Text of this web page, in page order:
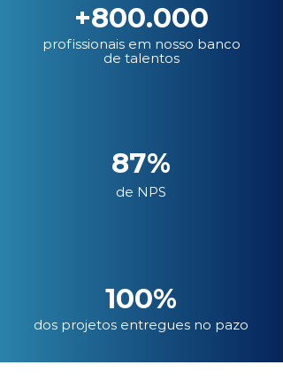
+800.000
profissionais em nosso banco
de talentos
87%
de NPS
100%
dos projetos entregues no pazo